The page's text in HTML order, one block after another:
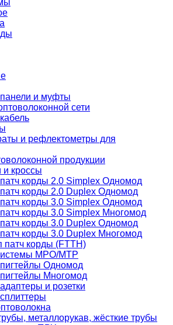
и муфты
сети
и рефлектометры для
продукции
и кроссы
корды 2.0 Simplex Одномод
корды 2.0 Duplex Одномод
корды 3.0 Simplex Одномод
корды 3.0 Simplex Многомод
корды 3.0 Duplex Одномод
корды 3.0 Duplex Многомод
патч корды (FTTH)
MPO/MTP
Одномод
Многомод
и розетки
металлорукав, жёсткие трубы